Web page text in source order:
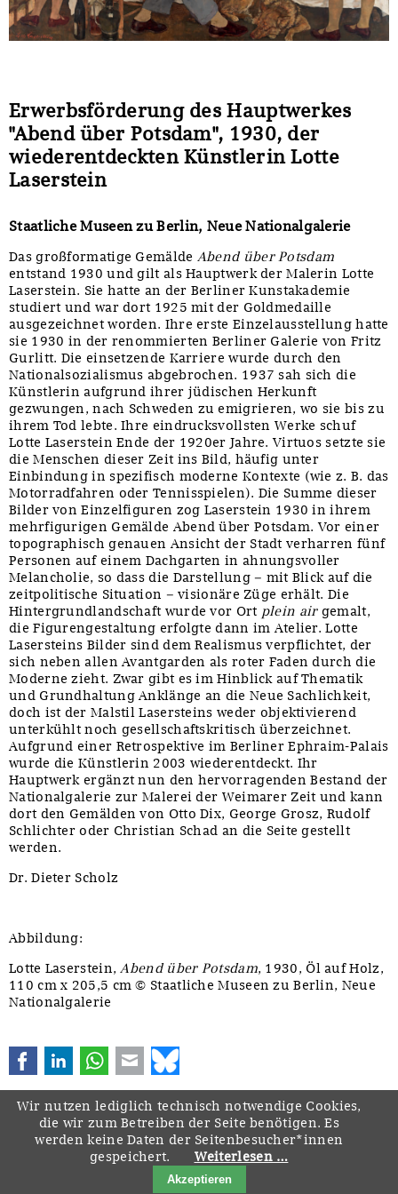
Erwerbsförderung des Hauptwerkes
"Abend über Potsdam", 1930, der
wiederentdeckten Künstlerin Lotte
Laserstein
Staatliche Museen zu Berlin, Neue Nationalgalerie
Das großformatige Gemälde Abend über Potsdam
entstand 1930 und gilt als Hauptwerk der Malerin Lotte
Laserstein. Sie hatte an der Berliner Kunstakademie
studiert und war dort 1925 mit der Goldmedaille
ausgezeichnet worden. Ihre erste Einzelausstellung hatte
sie 1930 in der renommierten Berliner Galerie von Fritz
Gurlitt. Die einsetzende Karriere wurde durch den
Nationalsozialismus abgebrochen. 1937 sah sich die
Künstlerin aufgrund ihrer jüdischen Herkunft
gezwungen, nach Schweden zu emigrieren, wo sie bis zu
ihrem Tod lebte. Ihre eindrucksvollsten Werke schuf
Lotte Laserstein Ende der 1920er Jahre. Virtuos setzte sie
die Menschen dieser Zeit ins Bild, häufig unter
Einbindung in spezifisch moderne Kontexte (wie z. B. das
Motorradfahren oder Tennisspielen). Die Summe dieser
Bilder von Einzelfiguren zog Laserstein 1930 in ihrem
mehrfigurigen Gemälde Abend über Potsdam. Vor einer
topographisch genauen Ansicht der Stadt verharren fünf
Personen auf einem Dachgarten in ahnungsvoller
Melancholie, so dass die Darstellung – mit Blick auf die
zeitpolitische Situation – visionäre Züge erhält. Die
Hintergrundlandschaft wurde vor Ort plein airgemalt,
die Figurengestaltung erfolgte dann im Atelier. Lotte
Lasersteins Bilder sind dem Realismus verpflichtet, der
sich neben allen Avantgarden als roter Faden durch die
Moderne zieht. Zwar gibt es im Hinblick auf Thematik
und Grundhaltung Anklänge an die Neue Sachlichkeit,
doch ist der Malstil Lasersteins weder objektivierend
unterkühlt noch gesellschaftskritisch überzeichnet.
Aufgrund einer Retrospektive im Berliner Ephraim-Palais
wurde die Künstlerin 2003 wiederentdeckt. Ihr
Hauptwerk ergänzt nun den hervorragenden Bestand der
Nationalgalerie zur Malerei der Weimarer Zeit und kann
dort den Gemälden von Otto Dix, George Grosz, Rudolf
Schlichter oder Christian Schad an die Seite gestellt
werden.
Dr. Dieter Scholz
Abbildung:
Lotte Laserstein,Abend über Potsdam, 1930, Öl auf Holz,
110 cm x 205,5 cm © Staatliche Museen zu Berlin, Neue
Nationalgalerie
FacebookLinkedInWhatsApp
E-mail
Navigation
überspringen
Startseite Downloads Kontakt Impressum
Wir nutzen lediglich technisch notwendige Cookies,
die wir zum Betreiben der Seite benötigen. Es
werden keine Daten der Seitenbesucher*innen
gespeichert.
Weiterlesen …
Akzeptieren
Sonstiges